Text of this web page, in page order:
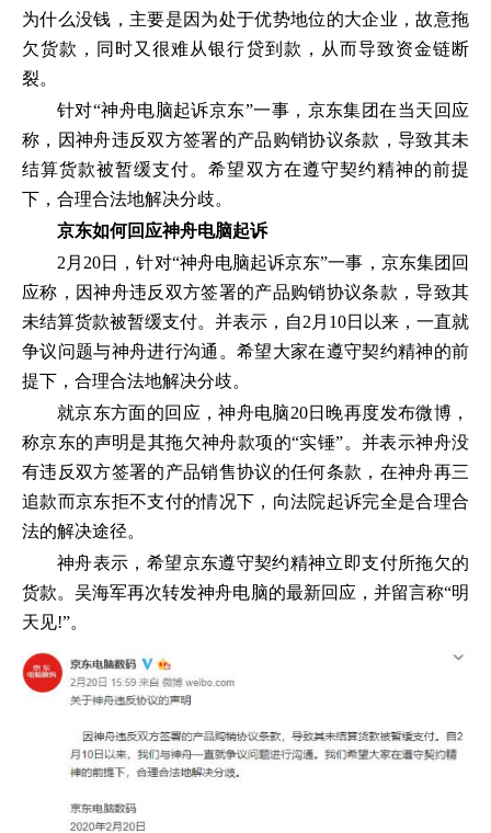
为什么没钱，主要是因为处于优势地位的大企业，故意拖
欠货款，同时又很难从银行贷到款，从而导致资金链断
裂。
针对“神舟电脑起诉京东”一事，京东集团在当天回应
称，因神舟违反双方签署的产品购销协议条款，导致其未
结算货款被暂缓支付。希望双方在遵守契约精神的前提
下，合理合法地解决分歧。
京东如何回应神舟电脑起诉
2月20日，针对“神舟电脑起诉京东”一事，京东集团回
应称，因神舟违反双方签署的产品购销协议条款，导致其
未结算货款被暂缓支付。并表示，自2月10日以来，一直就
争议问题与神舟进行沟通。希望大家在遵守契约精神的前
提下，合理合法地解决分歧。
就京东方面的回应，神舟电脑20日晚再度发布微博，
称京东的声明是其拖欠神舟款项的“实锤”。并表示神舟没
有违反双方签署的产品销售协议的任何条款，在神舟再三
追款而京东拒不支付的情况下，向法院起诉完全是合理合
法的解决途径。
神舟表示，希望京东遵守契约精神立即支付所拖欠的
货款。吴海军再次转发神舟电脑的最新回应，并留言称“明
天见!”。